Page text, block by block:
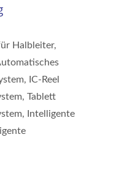
Halbleiter,
IC-Reel
Tablett
Intelligente